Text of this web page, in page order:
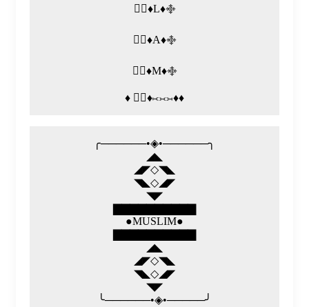
࿇⃝♦️L♦️࿇
࿇⃝♦️A♦️࿇
࿇⃝♦️M♦️࿇
♦️ ⃢⃟♦️⟖⟗⟕♦️♦️
╭──────•◈•──────╮
◢◣
◢◤◇◥◣
◥◣◇◢◤
◥◤
●MUSLIM●
◢◣
◢◤◇◥◣
◥◣◇◢◤
◥◤
╰──────•◈•─────╯